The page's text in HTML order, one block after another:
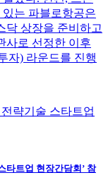
는 파블로항공은
닥 상장을 준비하고
사로 선정한 이후
자) 라운드를 진행
타트업 현장간담회’ 참